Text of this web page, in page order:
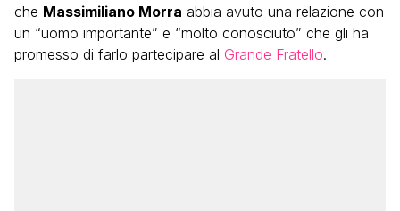
che Massimiliano Morra abbia avuto una relazione con
un “uomo importante” e “molto conosciuto” che gli ha
promesso di farlo partecipare al Grande Fratello.